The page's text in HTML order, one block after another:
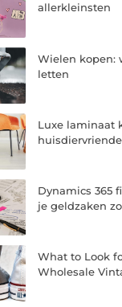
allerkleinsten
Wielen kopen:
letten
Luxe laminaat
Dynamics 365
je geldzaken
What to Look
Wholesale